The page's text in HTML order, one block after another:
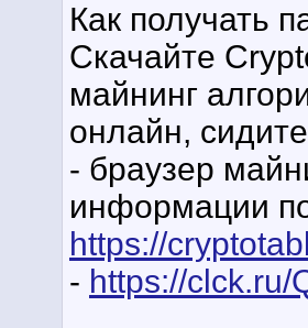
Как получать
Скачайте
майнинг
онлайн,
- браузер
информации
https://
- https://clck.ru/